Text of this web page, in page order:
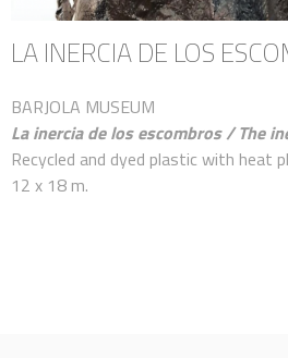
LA INERCIA DE LOS
BARJOLA MUSEUM
La inercia de los escombros / The
Recycled and dyed plastic with heat
12 x 18 m.